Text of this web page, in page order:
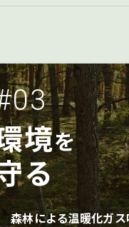
境を
る
森林による温暖化ガ